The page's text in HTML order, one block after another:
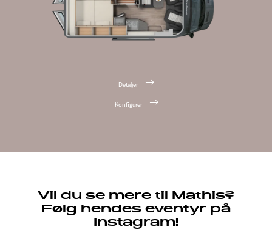
Detaljer
Konfigurer
Vil du se mere til Mathis?
Følg hendes eventyr på
Instagram!